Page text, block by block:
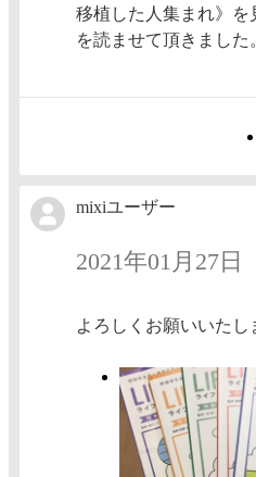
移植した人集まれ》を
を読ませて頂きました
mixiユーザー
2021年01月27日
よろしくお願いいたし